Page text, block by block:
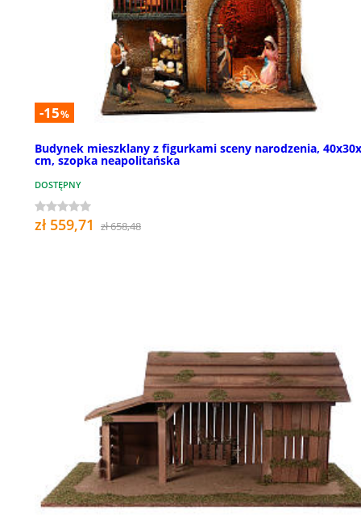
-15%
Budynek mieszklany z figurkami sceny narodzenia,
cm, szopka neapolitańska
DOSTĘPNY
zł 559,71 zł 658,48